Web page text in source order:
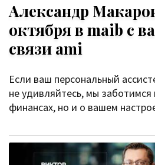
Александр
октября в maib с
связи ami
Если ваш персональный
не удивляйтесь, мы
финансах, но и о вашем